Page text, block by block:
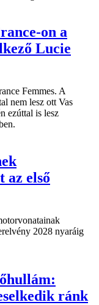
on a
Lucie
Femmes. A
nem lesz ott Vas
ezúttal is lesz
az első
2028 nyaráig
ránk